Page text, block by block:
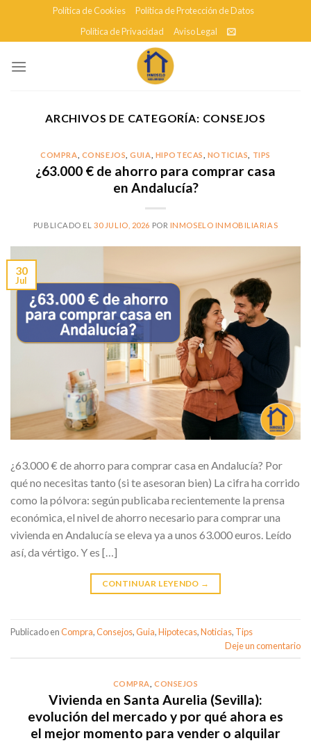
content
Política de Cookies
Política de Protección de Datos
Política de Privacidad
Aviso Legal
ARCHIVOS DE CATEGORÍA: CONSEJOS
COMPRA CONSEJOS ,GUIA HIPOTECAS NOTICIAS TIPS
¿63.000 € de ahorro para comprar casa
en Andalucía?
PUBLICADO EL30 JULIO, 2026 POR INMOSELO INMOBILIARIAS
30
Jul
¿63.000 € de ahorro para comprar casa en Andalucía? Por
qué no necesitas tanto (si te asesoran bien) La cifra ha corrido
como la pólvora: según publicaba recientemente la prensa
económica, el nivel de ahorro necesario para comprar una
vivienda en Andalucía se eleva ya a unos 63.000 euros. Leído
así, da vértigo. Y es […]
CONTINUAR LEYENDO →
Publicado enCompra,Consejos,Guia,Hipotecas,Noticias, Tips
Deje un comentario
COMPRA CONSEJOS
Vivienda en Santa Aurelia (Sevilla):
evolución del mercado y por qué ahora es
el mejor momento para vender o alquilar